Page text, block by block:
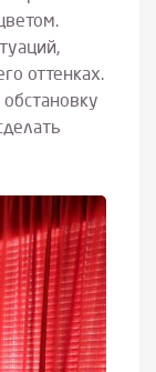
оттенках.